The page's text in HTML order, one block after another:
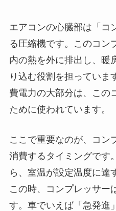
エアコンの心臓部は「コ
る圧縮機です。このコン
内の熱を外に排出し、暖
り込む役割を担っていま
費電力の大部分は、この
ために使われています。
ここで重要なのが、コン
消費するタイミングです
ら、室温が設定温度に達
この時、コンプレッサー
す。車でいえば「急発進